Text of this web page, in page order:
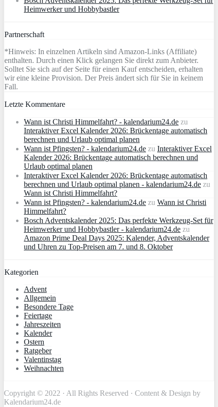
Heimwerker und Hobbybastler
Partnerschaft
*Hinweis: In einzelnen Artikeln sind Amazon-Links (Affiliate)
enthalten. Durch einen Klick gelangen Sie direkt zum Anbieter.
Solltet Sie sich auf der Seite für einen Kauf entscheiden, erhalten
wir eine kleine Provision. Der Preis ändert sich für Sie in keinem
Fall.
Letzte Kommentare
Wann ist Christi Himmelfahrt? - kalendarium24.de zu
Interaktiver Excel Kalender 2026: Brückentage automatisch
berechnen und Urlaub optimal planen
Wann ist Pfingsten? - kalendarium24.de zu Interaktiver Excel
Kalender 2026: Brückentage automatisch berechnen und
Urlaub optimal planen
Interaktiver Excel Kalender 2026: Brückentage automatisch
berechnen und Urlaub optimal planen - kalendarium24.de zu
Wann ist Christi Himmelfahrt?
Wann ist Pfingsten? - kalendarium24.de zu Wann ist Christi
Himmelfahrt?
Bosch Adventskalender 2025: Das perfekte Werkzeug-Set für
Heimwerker und Hobbybastler - kalendarium24.de zu
Amazon Prime Deal Days 2025: Kalender, Adventskalender
und Uhren zu Top-Preisen am 7. und 8. Oktober
Kategorien
Advent
Allgemein
Besondere Tage
Feiertage
Jahreszeiten
Kalender
Ostern
Ratgeber
Valentinstag
Weihnachten
Copyright © 2022 · All Rights Reserved · Content & Design by
Kalendarium24.de